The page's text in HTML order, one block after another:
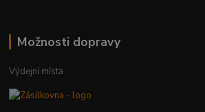
Možnosti dopravy
Výdejní místa